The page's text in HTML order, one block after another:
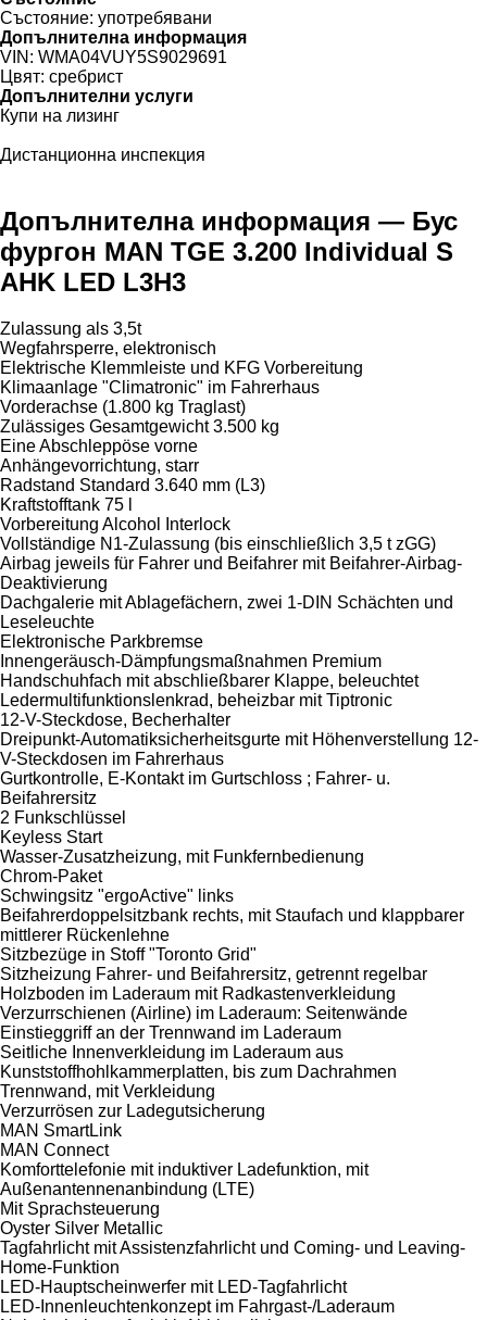
Състояние: употребявани
Допълнителна информация
VIN: WMA04VUY5S9029691
Цвят: сребрист
Допълнителни услуги
Купи на лизинг
Дистанционна инспекция
Допълнителна информация — Бус
фургон MAN TGE 3.200 Individual S
AHK LED L3H3
Zulassung als 3,5t
Wegfahrsperre, elektronisch
Elektrische Klemmleiste und KFG Vorbereitung
Klimaanlage "Climatronic" im Fahrerhaus
Vorderachse (1.800 kg Traglast)
Zulässiges Gesamtgewicht 3.500 kg
Eine Abschleppöse vorne
Anhängevorrichtung, starr
Radstand Standard 3.640 mm (L3)
Kraftstofftank 75 l
Vorbereitung Alcohol Interlock
Vollständige N1-Zulassung (bis einschließlich 3,5 t zGG)
Airbag jeweils für Fahrer und Beifahrer mit Beifahrer-Airbag-
Deaktivierung
Dachgalerie mit Ablagefächern, zwei 1-DIN Schächten und
Leseleuchte
Elektronische Parkbremse
Innengeräusch-Dämpfungsmaßnahmen Premium
Handschuhfach mit abschließbarer Klappe, beleuchtet
Ledermultifunktionslenkrad, beheizbar mit Tiptronic
12-V-Steckdose, Becherhalter
Dreipunkt-Automatiksicherheitsgurte mit Höhenverstellung 12-
V-Steckdosen im Fahrerhaus
Gurtkontrolle, E-Kontakt im Gurtschloss ; Fahrer- u.
Beifahrersitz
2 Funkschlüssel
Keyless Start
Wasser-Zusatzheizung, mit Funkfernbedienung
Chrom-Paket
Schwingsitz "ergoActive" links
Beifahrerdoppelsitzbank rechts, mit Staufach und klappbarer
mittlerer Rückenlehne
Sitzbezüge in Stoff "Toronto Grid"
Sitzheizung Fahrer- und Beifahrersitz, getrennt regelbar
Holzboden im Laderaum mit Radkastenverkleidung
Verzurrschienen (Airline) im Laderaum: Seitenwände
Einstieggriff an der Trennwand im Laderaum
Seitliche Innenverkleidung im Laderaum aus
Kunststoffhohlkammerplatten, bis zum Dachrahmen
Trennwand, mit Verkleidung
Verzurrösen zur Ladegutsicherung
MAN SmartLink
MAN Connect
Komforttelefonie mit induktiver Ladefunktion, mit
Außenantennenanbindung (LTE)
Mit Sprachsteuerung
Oyster Silver Metallic
Tagfahrlicht mit Assistenzfahrlicht und Coming- und Leaving-
Home-Funktion
LED-Hauptscheinwerfer mit LED-Tagfahrlicht
LED-Innenleuchtenkonzept im Fahrgast-/Laderaum